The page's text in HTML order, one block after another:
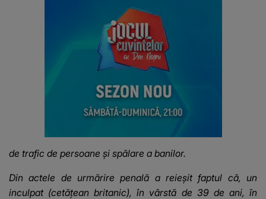
de trafic de persoane și spălare a banilor.
Din actele de urmărire penală a reieșit faptul că, un
inculpat (cetățean britanic), în vârstă de 39 de ani, în